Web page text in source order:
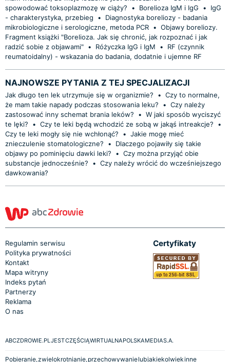
spowodować toksoplazmozę w ciąży?
• Borelioza IgM i IgG •
IgG
- charakterystyka, przebieg
•
Diagnostyka boreliozy - badania
mikrobiologiczne i serologiczne, metoda PCR • Objawy boreliozy.
Fragment książki "Borelioza. Jak się chronić, jak rozpoznać i jak
radzić sobie z objawami" • Różyczka IgG i IgM •
RF (czynnik
reumatoidalny) - wskazania do badania, dodatnie i ujemne RF
NAJNOWSZE PYTANIA Z TEJ SPECJALIZACJI
Jak długo ten lek utrzymuje się w organizmie? • Czy to normalne,
że mam takie napady podczas stosowania leku?
• Czy należy
zastosować inny schemat brania leków?
• W jaki sposób wyciszyć
te lęki?
• Czy te leki będą wchodzić ze sobą w jakąś intreakcje?
•
Czy te leki mogły się nie wchłonąć?
• Jakie mogę mieć
znieczulenie stomatologiczne?
•
Dlaczego pojawiły się takie
objawy po pominięciu dawki leki?
• Czy można przyjąć obie
substancje jednocześnie?
• Czy należy wrócić do wcześniejszego
dawkowania?
Regulamin serwisu
Polityka prywatności
Kontakt
Mapa witryny
Indeks pytań
Partnerzy
Reklama
O nas
Certyfikaty
ABCZDROWIE.PL JEST CZĘŚCIĄ WIRTUALNA POLSKA MEDIA S.A.
Pobieranie, zwielokrotnianie, przechowywanie lub jakiekolwiek inne